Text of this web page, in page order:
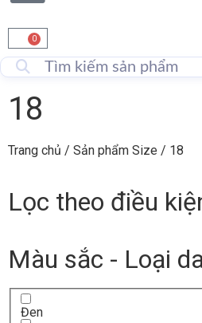
0
18
Trang chủ / Sản phẩm Size / 18
Lọc theo điều
Màu sắc - Loại
Đen